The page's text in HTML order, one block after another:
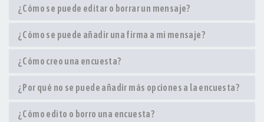
¿Cómo se puede editar o borrar un mensaje?
¿Cómo se puede añadir una firma a mi mensaje?
¿Cómo creo una encuesta?
¿Por qué no se puede añadir más opciones a la encuesta?
¿Cómo edito o borro una encuesta?